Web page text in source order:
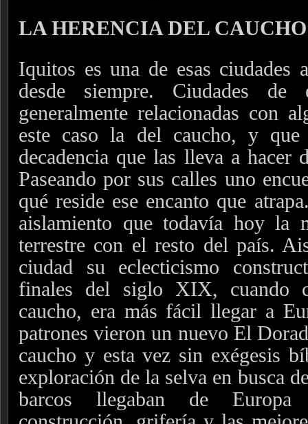
LA HERENCIA DEL CAUCHO
Iquitos es una de esas ciudades
desde siempre. Ciudades de
generalmente relacionadas con
este caso la del caucho, y
decadencia que las lleva a hacer
Paseando por sus calles uno
qué reside ese encanto que
aislamiento que todavía hoy la
terrestre con el resto del país.
ciudad su eclecticismo
finales del siglo XIX, cuando
caucho, era más fácil llegar a
patrones vieron un nuevo El
caucho y esta vez sin exégesis
exploración de la selva en busca
barcos llegaban de